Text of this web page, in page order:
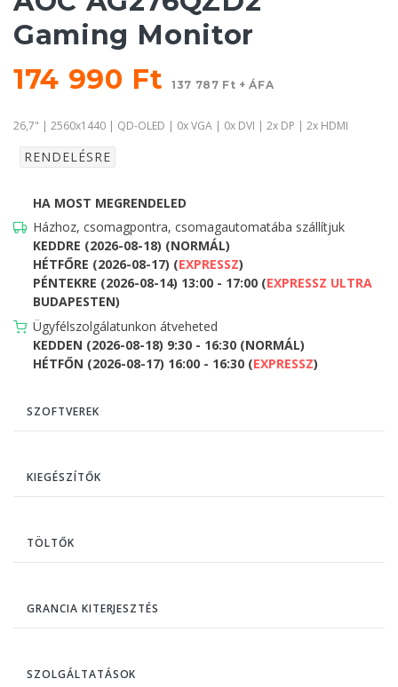
Gaming Monitor
174 990 Ft137 787 Ft + ÁFA
26,7" | 2560x1440 | QD-OLED | 0x VGA | 0x DVI | 2x DP | 2x HDMI
RENDELÉSRE
HA MOST MEGRENDELED
Házhoz, csomagpontra, csomagautomatába szállítjuk
KEDDRE (2026-08-18) (NORMÁL)
HÉTFŐRE (2026-08-17) (EXPRESSZ)
PÉNTEKRE (2026-08-14) 13:00 - 17:00 (EXPRESSZ ULTRA
BUDAPESTEN)
Ügyfélszolgálatunkon átveheted
KEDDEN (2026-08-18) 9:30 - 16:30 (NORMÁL)
HÉTFŐN (2026-08-17) 16:00 - 16:30 (EXPRESSZ)
SZOFTVEREK
KIEGÉSZÍTŐK
TÖLTŐK
GRANCIA KITERJESZTÉS
SZOLGÁLTATÁSOK